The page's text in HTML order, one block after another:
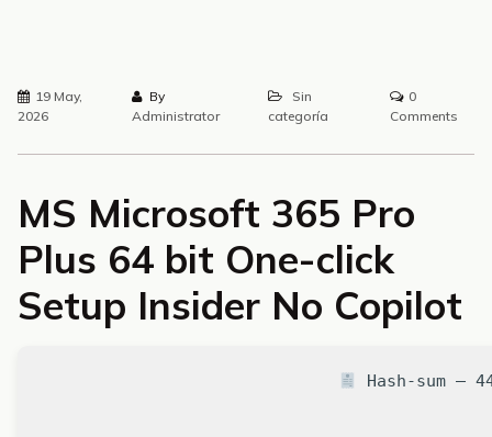
19 May,
2026
By
Administrator
Sin
categoría
0
Comments
MS Microsoft 365 Pro
Plus 64 bit One-click
Setup Insider No Copilot
Hash-sum —